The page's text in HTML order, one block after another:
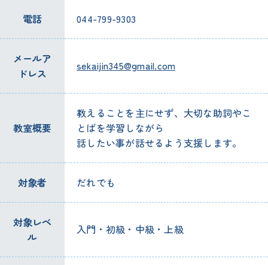
電話 044-799-9303
メールア
ドレス
sekaijin345@gmail.com
教室概要
教えることを主にせず、大切な助詞やこ
とばを学習しながら
話したい事が話せるよう支援します。
対象者 だれでも
対象レベ
ル
入門・初級・中級・上級